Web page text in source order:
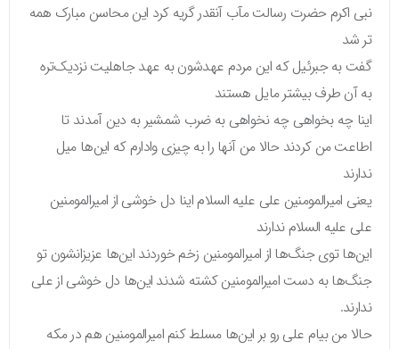
نبی اکرم حضرت رسالت مآب آنقدر گریه کرد این محاسن مبارک همه
تر شد
گفت به جبرئیل که این مردم عهدشون به عهد جاهلیت نزدیک‌تره
به آن طرف بیشتر مایل هستند
اینا چه بخواهی چه نخواهی به ضرب شمشیر به دین آمدند تا
اطاعت من کردند حالا من آنها را به چیزی وادارم که این‌ها میل
ندارند
یعنی امیرالمومنین علی علیه السلام اینا دل خوشی از امیرالمومنین
علی علیه السلام ندارند
این‌ها توی جنگ‌ها از امیرالمومنین زخم خوردند این‌ها عزیزانشون تو
جنگ‌ها به دست امیرالمومنین کشته شدند این‌ها دل خوشی از علی
ندارند.
حالا من بیام علی رو بر این‌ها مسلط کنم امیرالمومنین هم در مکه